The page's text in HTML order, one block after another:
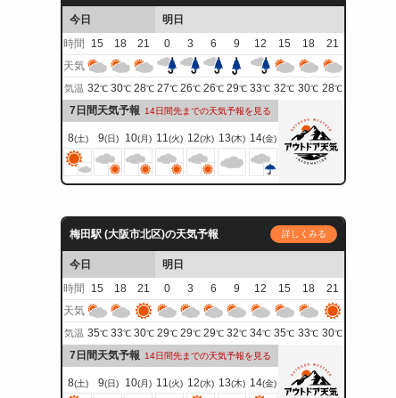
今日
明日
時間
15 18 21 0 3 6 9 12 15 18
21
天気
気温 32℃ 30℃ 28℃ 27℃ 26℃ 26℃ 29℃ 33℃ 32℃ 30℃ 28℃
7日間天気予報 14日間先までの天気予報を見る
8(土) 9(日) 10(月) 11(火) 12(水) 13(木) 14(金)
梅田駅 (大阪市北区)の天気予報 詳しくみる
今日
明日
時間
15 18 21 0 3 6 9 12 15 18
21
天気
気温 35℃ 33℃ 30℃ 29℃ 29℃ 29℃ 32℃ 34℃ 35℃ 33℃ 30℃
7日間天気予報 14日間先までの天気予報を見る
8(土) 9(日) 10(月) 11(火) 12(水) 13(木) 14(金)